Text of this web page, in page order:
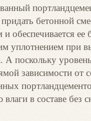
бетонной
обеспечивается ее
уплотнением при
А поскольку
зависимости
в составе без